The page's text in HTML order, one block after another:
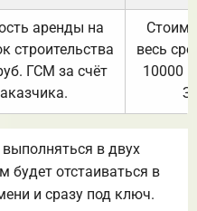
аренды на
строительства
ГСМ за счёт
весь
10000
в двух
будет отстаиваться в
и сразу под ключ.